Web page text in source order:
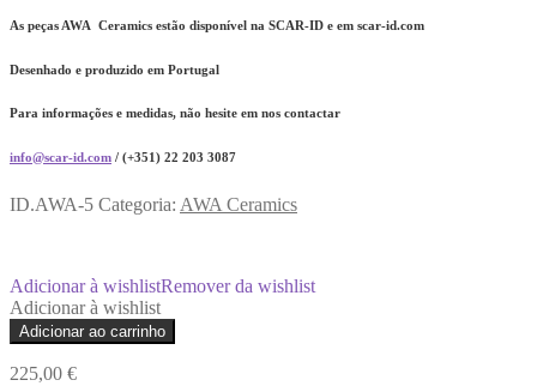
As peças AWA Ceramics estão disponível na SCAR-ID e em scar-id.com
Desenhado e produzido em Portugal
Para informações e medidas, não hesite em nos contactar
info@scar-id.com / (+351) 22 203 3087
ID.AWA-5 Categoria: AWA Ceramics
Adicionar à wishlistRemover da wishlist
Adicionar à wishlist
Quantidade
de
Marés
Adicionar ao carrinho
225,00 €